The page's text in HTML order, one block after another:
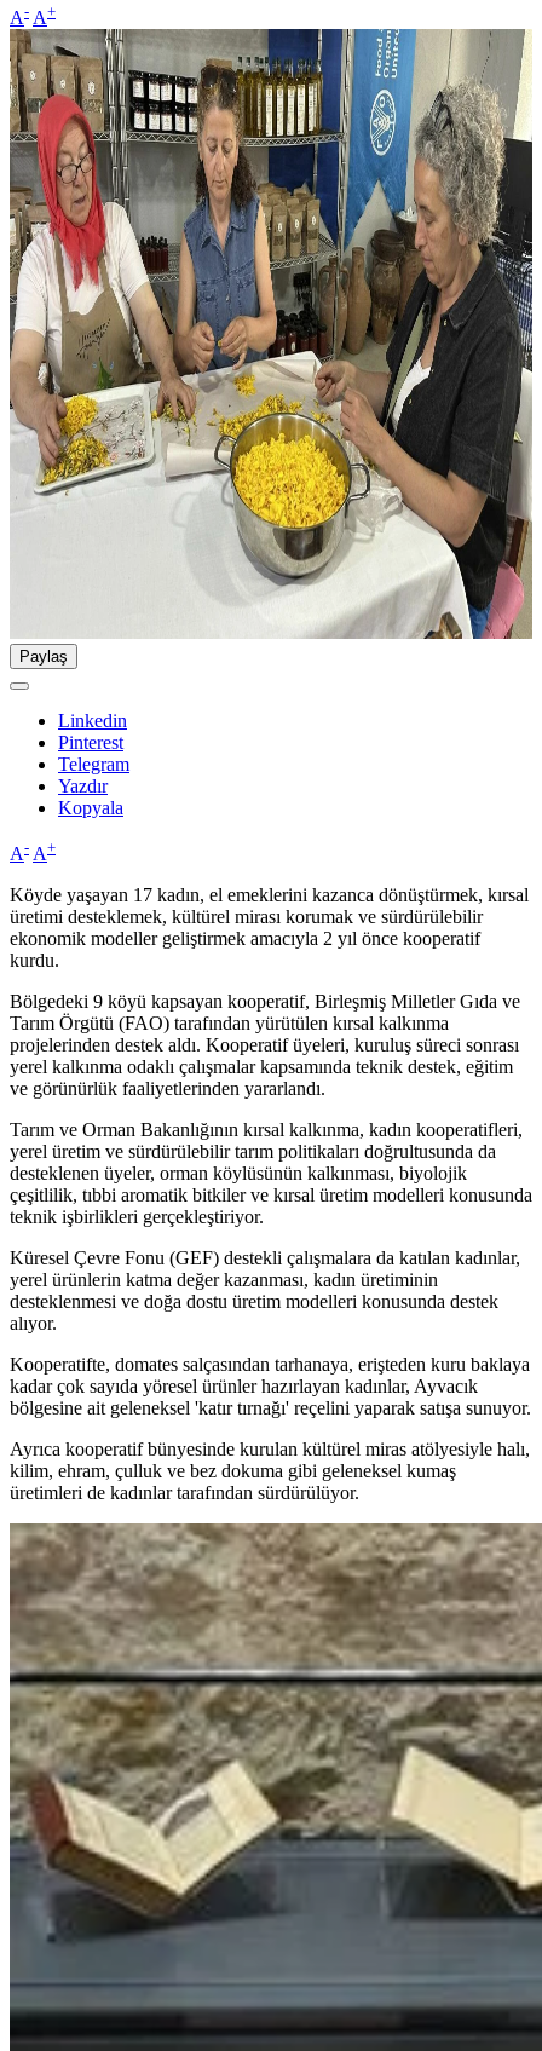
A- A+
Paylaş
Linkedin
Pinterest
Telegram
Yazdır
Kopyala
A- A+
Köyde yaşayan 17 kadın, el emeklerini kazanca dönüştürmek, kırsal
üretimi desteklemek, kültürel mirası korumak ve sürdürülebilir
ekonomik modeller geliştirmek amacıyla 2 yıl önce kooperatif
kurdu.
Bölgedeki 9 köyü kapsayan kooperatif, Birleşmiş Milletler Gıda ve
Tarım Örgütü (FAO) tarafından yürütülen kırsal kalkınma
projelerinden destek aldı. Kooperatif üyeleri, kuruluş süreci sonrası
yerel kalkınma odaklı çalışmalar kapsamında teknik destek, eğitim
ve görünürlük faaliyetlerinden yararlandı.
Tarım ve Orman Bakanlığının kırsal kalkınma, kadın kooperatifleri,
yerel üretim ve sürdürülebilir tarım politikaları doğrultusunda da
desteklenen üyeler, orman köylüsünün kalkınması, biyolojik
çeşitlilik, tıbbi aromatik bitkiler ve kırsal üretim modelleri konusunda
teknik işbirlikleri gerçekleştiriyor.
Küresel Çevre Fonu (GEF) destekli çalışmalara da katılan kadınlar,
yerel ürünlerin katma değer kazanması, kadın üretiminin
desteklenmesi ve doğa dostu üretim modelleri konusunda destek
alıyor.
Kooperatifte, domates salçasından tarhanaya, erişteden kuru baklaya
kadar çok sayıda yöresel ürünler hazırlayan kadınlar, Ayvacık
bölgesine ait geleneksel 'katır tırnağı' reçelini yaparak satışa sunuyor.
Ayrıca kooperatif bünyesinde kurulan kültürel miras atölyesiyle halı,
kilim, ehram, çulluk ve bez dokuma gibi geleneksel kumaş
üretimleri de kadınlar tarafından sürdürülüyor.